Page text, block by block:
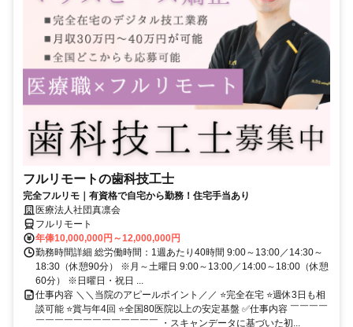
フルリモートの歯科技工士
完全フルリモ｜有資格で自宅から勤務！住宅手当あり
医療法人社団真凛会
フルリモート
年俸10,000,000円～12,000,000円
勤務時間詳細 総労働時間：1週あたり40時間 9:00～13:00／14:30～
18:30（休憩90分） ※月～土曜日 9:00～13:00／14:00～18:00（休憩
60分） ※日曜日・祝日 ...
仕事内容 ＼＼当院のアピールポイント／／ ⭐完全在宅 ⭐週休3日も相
談可能 ⭐賞与年4回 ⭐全国80医院以上の安定基盤 ✅仕事内容 ￣￣￣￣
￣￣￣￣￣￣￣￣￣￣￣￣￣ ・スキャンデータに基づいた初...